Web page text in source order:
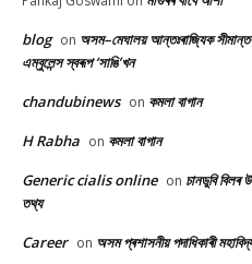
blog on অসম–মেঘালয় আন্তঃৰাজ্যিক
এম্বুলেন্স স্বৰূপ ‘সাঙি’খন
chandubinews on কমলা বাগান
H Rabha on কমলা বাগান
Generic cialis online on চানডুবি
তথ্য
Career on অসম প্ৰশাসনীয় পদাধিকাৰী